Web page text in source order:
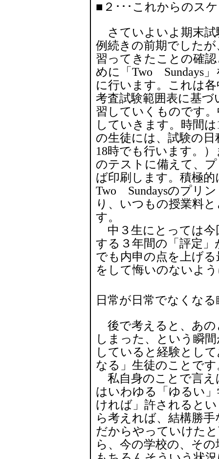
■２･･･これからのス
さていよいよ期末試
例続きの前期でした
習ってきたことの確
めに「Two Sundays」
に行います。これは
考査試験範囲表に基
習していくものです
していきます。時間
の生徒には、試験の
18時でも行います。
のテストに備えて、
ば印刷します。積極
Two Sundaysのプリ
り、いつもの授業料
す。
中３生にとっては今
する３年間の「評定
でも内申の点を上げ
をして悔いのないよ
日常が日常でなくなる
後で考えると、あの
しまった、という瞬
していると経験とし
なる」生徒のことです
私自身のことで言え
はいわゆる「ゆるい
ければ」許されると
ら考えれば、結構勝
だからやっていけた
ら、今の学校の、そ